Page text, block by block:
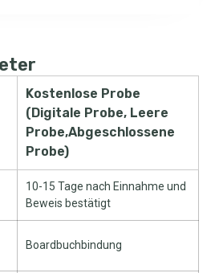
Kostenlose Probe
(Digitale Probe, Leere
Probe,Abgeschlossene
Probe)
10-15 Tage nach Einnahme und
Beweis bestätigt
Boardbuchbindung